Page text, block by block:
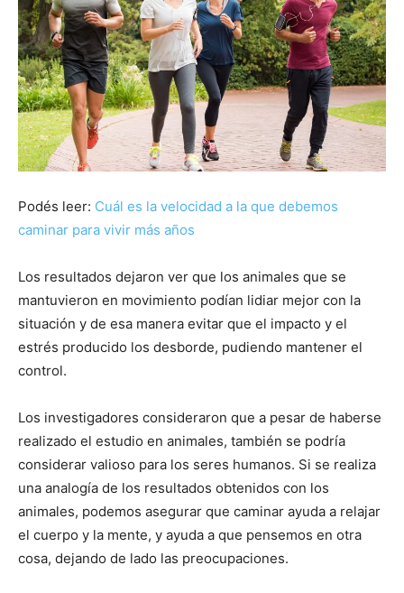
Podés leer: Cuál es la velocidad a la que debemos
caminar para vivir más años
Los resultados dejaron ver que los animales que se
mantuvieron en movimiento podían lidiar mejor con la
situación y de esa manera evitar que el impacto y el
estrés producido los desborde, pudiendo mantener el
control.
Los investigadores consideraron que a pesar de haberse
realizado el estudio en animales, también se podría
considerar valioso para los seres humanos. Si se realiza
una analogía de los resultados obtenidos con los
animales, podemos asegurar que caminar ayuda a relajar
el cuerpo y la mente, y ayuda a que pensemos en otra
cosa, dejando de lado las preocupaciones.